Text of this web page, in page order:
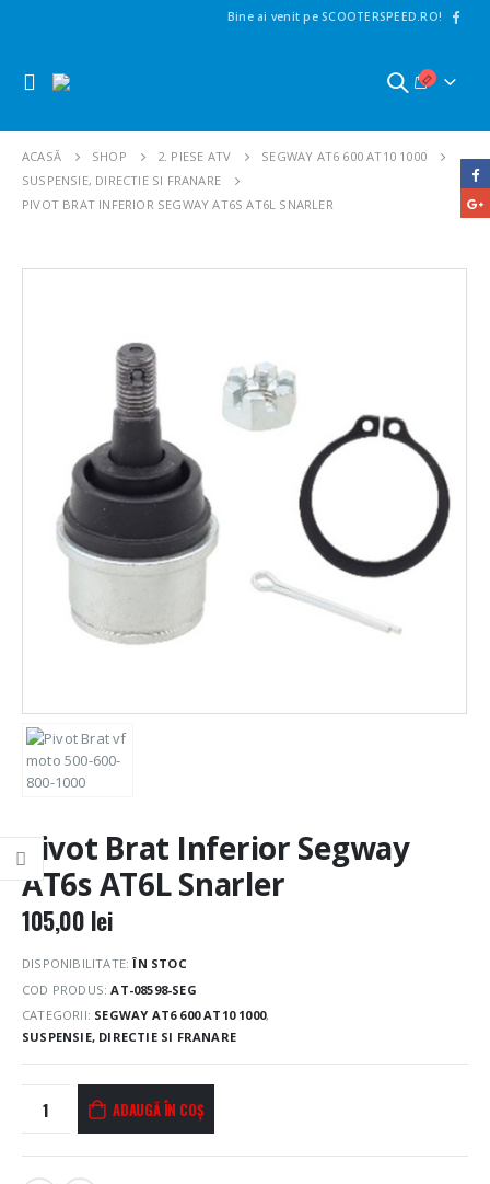
Bine ai venit pe SCOOTERSPEED.RO!
ACASĂ SHOP 2. PIESE ATV
SEGWAY AT6 600 AT10 1000
SUSPENSIE, DIRECTIE SI FRANARE
PIVOT BRAT INFERIOR SEGWAY AT6S AT6L SNARLER
Pivot Brat Inferior Segway
AT6s AT6L Snarler
105,00 lei
DISPONIBILITATE:ÎN STOC
COD PRODUS:AT-08598-SEG
CATEGORII: SEGWAY AT6 600 AT10 1000,
SUSPENSIE, DIRECTIE SI FRANARE
ADAUGĂ ÎN COȘ